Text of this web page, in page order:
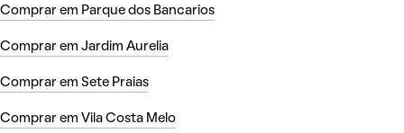
Comprar em Parque dos Bancarios
Comprar em Jardim Aurelia
Comprar em Sete Praias
Comprar em Vila Costa Melo